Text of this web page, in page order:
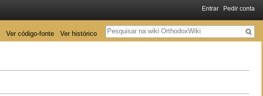
Entrar Pedir conta
Ver código-fonte Ver histórico
Pesquisa